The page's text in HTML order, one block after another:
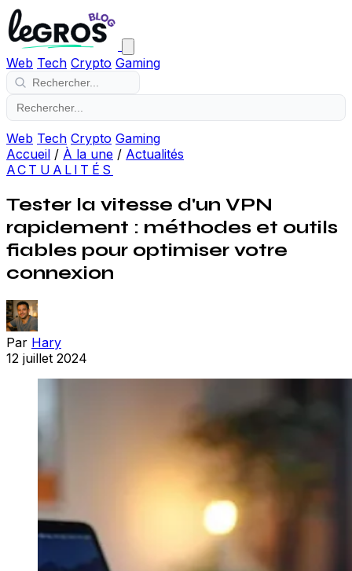
Web Tech Crypto Gaming
Web Tech Crypto Gaming
Accueil / À la une / Actualités
ACTUALITÉS
Tester la vitesse d'un VPN
rapidement : méthodes et outils
fiables pour optimiser votre
connexion
Par Hary
12 juillet 2024